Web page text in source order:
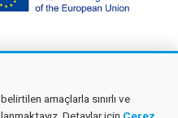
Öncü Okullar
amaçlarla sınırlı ve